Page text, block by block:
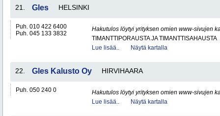
21. Gles HELSINKI
Puh. 010 422 6400
Puh. 045 133 3832
Hakutulos löytyi yrityksen omien www-sivujen
TIMANTTIPORAUSTA JA TIMANTTISAHAUSTA
Lue lisää..
Näytä kartalla
22. Gles Kalusto Oy HIRVIHAARA
Puh. 050 240 0
Hakutulos löytyi yrityksen omien www-sivujen
Lue lisää..
Näytä kartalla